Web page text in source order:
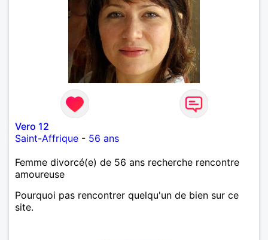
Vero 12
Saint-Affrique - 56 ans
Femme divorcé(e) de 56 ans recherche rencontre
amoureuse
Pourquoi pas rencontrer quelqu'un de bien sur ce
site.